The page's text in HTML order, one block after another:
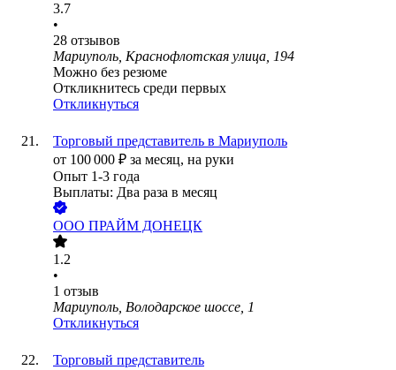
3.7
•
28 отзывов
Мариуполь, Краснофлотская улица, 194
Можно без резюме
Откликнитесь среди первых
Откликнуться
Торговый представитель в Мариуполь
от 100 000 ₽ за месяц, на руки
Опыт 1-3 года
Выплаты: Два раза в месяц
ООО ПРАЙМ ДОНЕЦК
1.2
•
1 отзыв
Мариуполь, Володарское шоссе, 1
Откликнуться
Торговый представитель